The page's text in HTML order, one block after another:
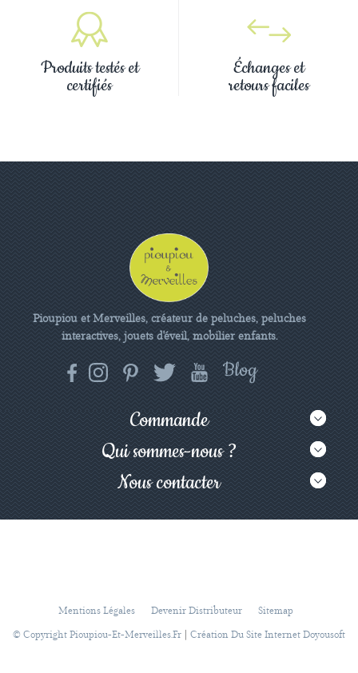
Produits testés et
certifiés
Échanges et
retours faciles
Pioupiou et Merveilles, créateur de peluches, peluches
interactives, jouets d'éveil, mobilier enfants.
Commande
Qui sommes-nous ?
Nous contacter
Mentions Légales Devenir Distributeur
Sitemap
© Copyright Pioupiou-Et-Merveilles.fr
Création Du Site Internet Doyousoft